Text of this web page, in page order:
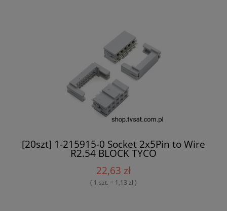
[20szt] 1-215915-0 Socket 2x5Pin to Wire
R2.54 BLOCK TYCO
22,63 zł
( 1 szt. = 1,13 zł )